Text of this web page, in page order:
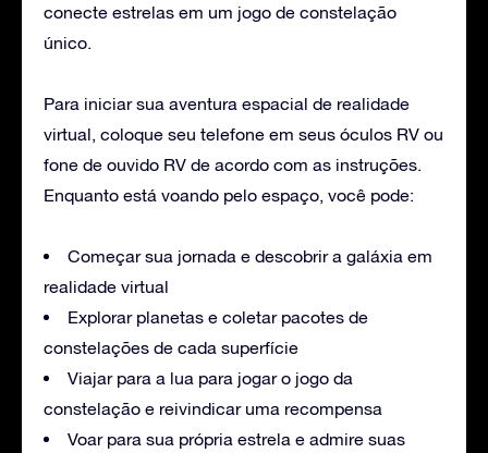
conecte estrelas em um jogo de constelação
único.
Para iniciar sua aventura espacial de realidade
virtual, coloque seu telefone em seus óculos RV ou
fone de ouvido RV de acordo com as instruções.
Enquanto está voando pelo espaço, você pode:
Começar sua jornada e descobrir a galáxia em
realidade virtual
Explorar planetas e coletar pacotes de
constelações de cada superfície
Viajar para a lua para jogar o jogo da
constelação e reivindicar uma recompensa
Voar para sua própria estrela e admire suas